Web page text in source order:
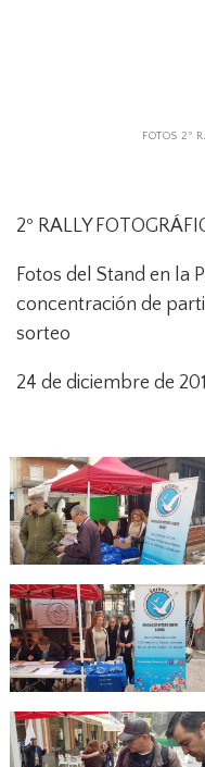
FOTOS 2º
2º RALLY
Fotos del Stand en la
concentración de
sorteo
24 de diciembre de